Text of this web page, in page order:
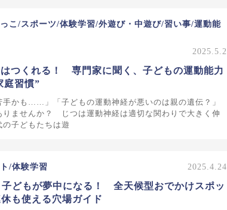
こ/スポーツ/体験学習/外遊び・中遊び/習い事/運動能
2025.5.2
つくれる！ 専門家に聞く、子どもの運動能力
庭習慣”
手かも……」「子どもの運動神経が悪いのは親の遺伝？」
りませんか？ じつは運動神経は適切な関わりで大きく伸
子どもたちは遊
/体験学習 2025.4.24
子どもが夢中になる！ 全天候型おでかけスポッ
も使える穴場ガイド